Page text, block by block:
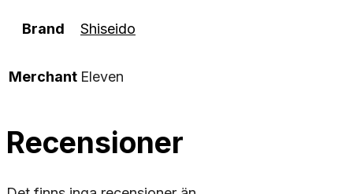
Brand Shiseido
Merchant Eleven
Recensioner